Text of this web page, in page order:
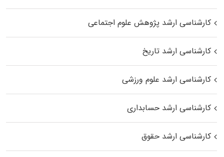
کارشناسی ارشد پژوهش علوم اجتماعی
کارشناسی ارشد تاریخ
کارشناسی ارشد علوم ورزشی
کارشناسی ارشد حسابداری
کارشناسی ارشد حقوق